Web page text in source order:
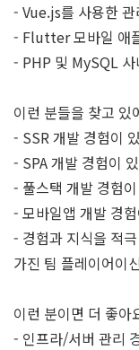
- Vue.js를 사용한
- Flutter 모바일 애
- PHP 및 MySQL
이런 분들을 찾고 있
- SSR 개발 경험이
- SPA 개발 경험이
- 풀스택 개발 경험
- 모바일앱 개발 경
- 경험과 지식을 적
가진 팀 플레이어이
이런 분이면 더 좋아
- 인프라/서버 관리